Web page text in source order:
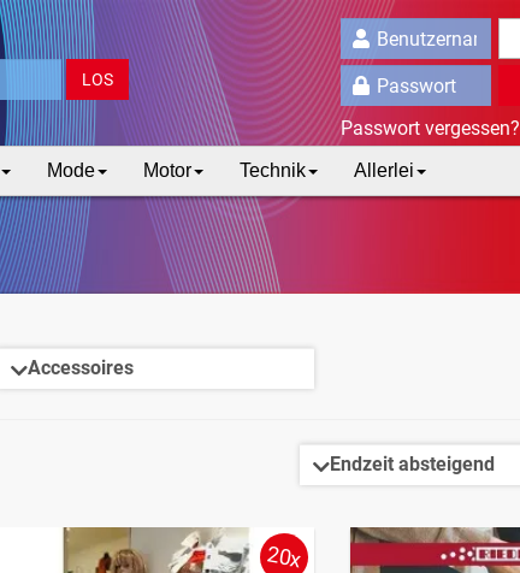
LOS
Passwort vergessen?
Mode Motor Technik Allerlei
20x